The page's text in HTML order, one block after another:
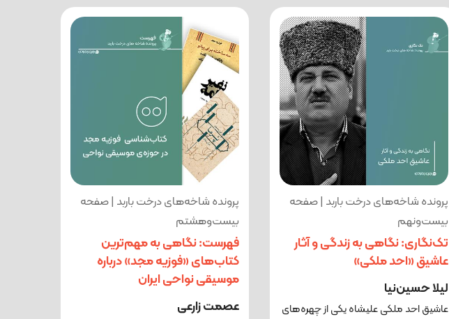
پرونده شاخه‌های درخت باربد | صفحه
بیست‌ونهم
تک‌نگاری: نگاهی به زندگی و آثار
عاشیق «احد ملکی»
لیلا حسین‌نیا
عاشیق احد ملکی علیشاه یکی از چهره‌های
پرونده شاخه‌های درخت باربد | صفحه
بیست‌وهشتم
فهرست: نگاهی به مهم‌ترین
کتاب‌های «فوزیه مجد» درباره
موسیقی نواحی ایران
عصمت زارعی